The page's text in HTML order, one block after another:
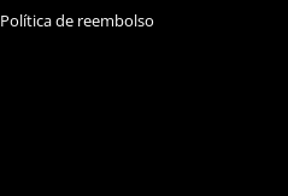
Política de reembolso